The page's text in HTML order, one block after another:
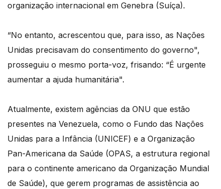
organização internacional em Genebra (Suíça).
“No entanto, acrescentou que, para isso, as Nações
Unidas precisavam do consentimento do governo",
prosseguiu o mesmo porta-voz, frisando: “É urgente
aumentar a ajuda humanitária".
Atualmente, existem agências da ONU que estão
presentes na Venezuela, como o Fundo das Nações
Unidas para a Infância (UNICEF) e a Organização
Pan-Americana da Saúde (OPAS, a estrutura regional
para o continente americano da Organização Mundial
de Saúde), que gerem programas de assistência ao